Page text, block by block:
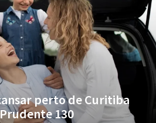
perto de Curitiba
130